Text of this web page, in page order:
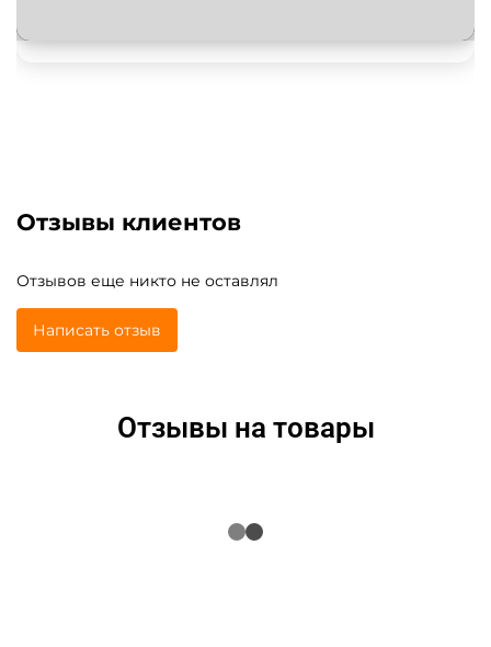
Отзывы клиентов
Отзывов еще никто не оставлял
Написать отзыв
Отзывы на товары